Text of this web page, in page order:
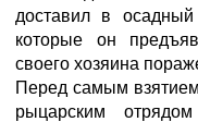
доставил в
которые он
своего хозяина
Перед самым
рыцарским